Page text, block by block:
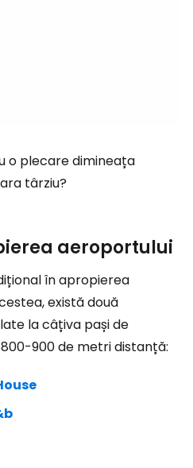
o plecare dimineața
târziu?
aeroportului
în apropierea
există două
la câțiva pași de
900 de metri distanță: